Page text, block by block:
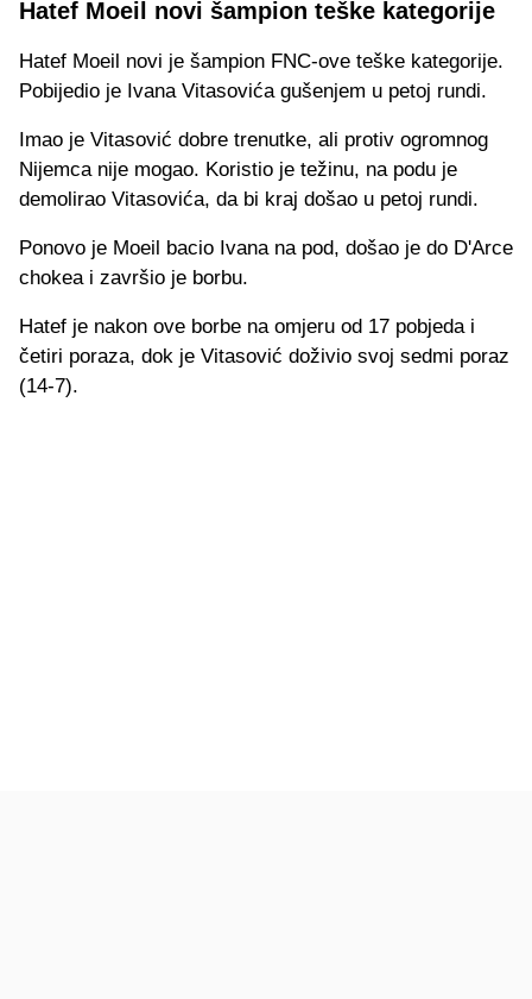
Hatef Moeil novi šampion teške kategorije
Hatef Moeil novi je šampion FNC-ove teške kategorije.
Pobijedio je Ivana Vitasovića gušenjem u petoj rundi.
Imao je Vitasović dobre trenutke, ali protiv ogromnog
Nijemca nije mogao. Koristio je težinu, na podu je
demolirao Vitasovića, da bi kraj došao u petoj rundi.
Ponovo je Moeil bacio Ivana na pod, došao je do D'Arce
chokea i završio je borbu.
Hatef je nakon ove borbe na omjeru od 17 pobjeda i
četiri poraza, dok je Vitasović doživio svoj sedmi poraz
(14-7).